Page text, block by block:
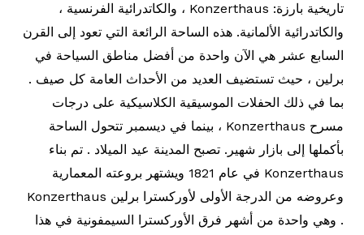
تاريخية بارزة: Konzerthaus ، والكاتدرائية الفرنسية ،
والكاتدرائية الألمانية. هذه الساحة الرائعة التي تعود إلى القرن
السابع عشر هي الآن واحدة من أفضل مناطق السياحة في
برلين ، حيث تستضيف العديد من الأحداث العامة كل صيف .
بما في ذلك الحفلات الموسيقية الكلاسيكية على درجات
مسرح Konzerthaus ، بينما في ديسمبر تتحول الساحة
بأكملها إلى بازار شهير. تصبح المدينة عيد الميلاد . تم بناء
Konzerthaus في عام 1821 ويشتهر بروعته المعمارية
وعروضه من الدرجة الأولى لأوركسترا برلين Konzerthaus
. وهي واحدة من أشهر فرق الأوركسترا السيمفونية في هذا